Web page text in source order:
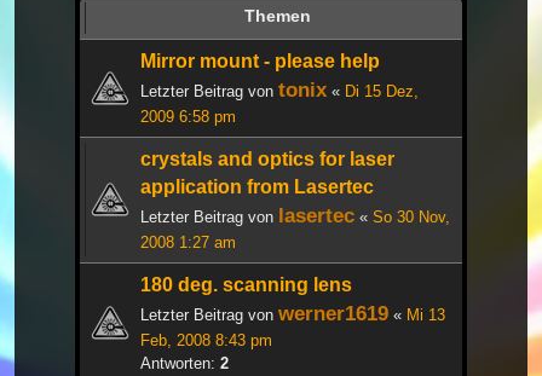
Themen
Mirror mount - please help
Letzter Beitrag von tonix « Di 15 Dez,
2009 6:58 pm
crystals and optics for laser
application from Lasertec
Letzter Beitrag von lasertec « So 30 Nov,
2008 1:27 am
180 deg. scanning lens
Letzter Beitrag von werner1619 « Mi 13
Feb, 2008 8:43 pm
Antworten: 2